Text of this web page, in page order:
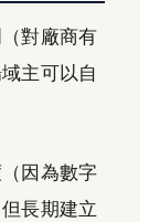
對廠商有
主可以自
因為數字
長期建立